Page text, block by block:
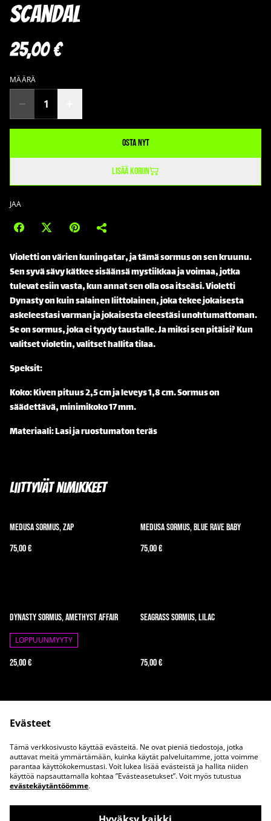
Scandal
25,00 €
MÄÄRÄ
Osta nyt
Lisää koriin
JAA
Violetti on värien kuningatar, ja tämä sormus on sen kruunu.
Sen syvä sävy kätkee sisäänsä mystiikkaa ja voimaa, jotka
tulevat esiin vasta, kun annat sen olla osa itseäsi. Violetti
Dynasty on kuin salainen liittolainen, joka tekee jokaisesta
askeleestasi varman ja jokaisesta eleestäsi unohtumattoman.
Se on sormus, joka ei tyydy taustalle. Ja miksi sen pitäisi? Kun
valitset violetin, valitset hallita tilaa.
Speksit:
Koko: Kiven pituus 2,5 cm ja leveys 1,8 cm. Sormus on
säädettävä, minimikoko 17 mm.
Materiaali: Lasi ja ruostumaton teräs
Liittyvät nimikkeet
Medusa sormus, Zap
75,00 €
Medusa sormus, Blue Rave Baby
75,00 €
Dynasty sormus, Amethyst Affair
LOPPUUNMYYTY
25,00 €
Seagrass sormus, Lilac
75,00 €
Ota meihin yhteyttä
Juridiset ehdot
Tietosuojakäytäntö
Evästeet
Tämä verkkosivusto käyttää evästeitä. Ne ovat pieniä tiedostoja, jotka
auttavat meitä ymmärtämään, kuinka käytät palveluitamme, jotta voimme
parantaa käyttökokemustasi. Voit lukea lisää evästeistä ja hallita niiden
käyttöä napsauttamalla kohtaa ”Evästeasetukset”. Voit myös tutustua
evästekäytäntöömme.